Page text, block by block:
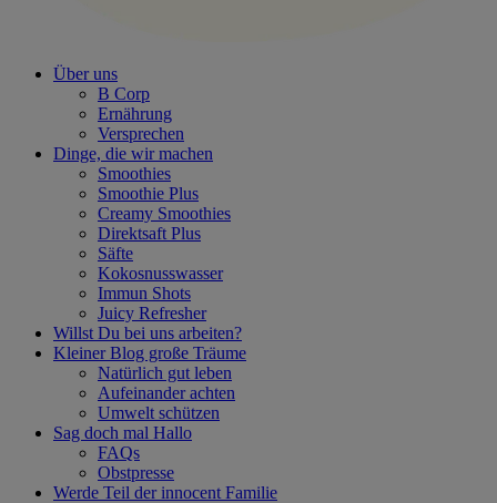
Über uns
B Corp
Ernährung
Versprechen
Dinge, die wir machen
Smoothies
Smoothie Plus
Creamy Smoothies
Direktsaft Plus
Säfte
Kokosnusswasser
Immun Shots
Juicy Refresher
Willst Du bei uns arbeiten?
Kleiner Blog große Träume
Natürlich gut leben
Aufeinander achten
Umwelt schützen
Sag doch mal Hallo
FAQs
Obstpresse
Werde Teil der innocent Familie